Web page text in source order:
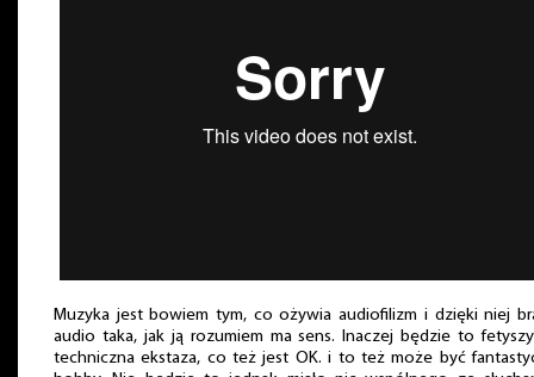
Muzyka jest bowiem tym, co ożywia audiofilizm i dzięki niej
audio taka, jak ją rozumiem ma sens. Inaczej będzie to
techniczna ekstaza, co też jest OK. i to też może być